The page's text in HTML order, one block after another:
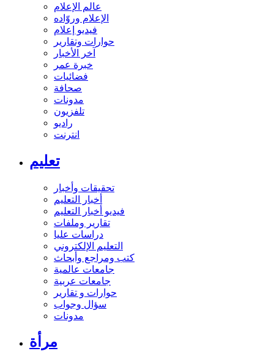
عالم الإعلام
الإعلام وروّاده
فيديو إعلام
حوارات وتقارير
آخر الأخبار
خبرة عمر
فضائيات
صحافة
مدونات
تلفزيون
راديو
انترنت
تعليم
تحقيقات وأخبار
أخبار التعليم
فيديو أخبار التعليم
تقارير وملفات
دراسات عليا
التعليم الإلكتروني
كتب ومراجع وأبحاث
جامعات عالمية
جامعات عربية
حوارات و تقارير
سؤال وجواب
مدونات
مرأة